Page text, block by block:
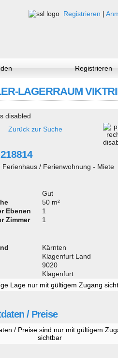
Registrieren |
Registrieren
LAGERRAUM
Zurück zur Suche
Ferienhaus / Ferienwohnung - Miete
Gut
50 m²
Ebenen
1
Zimmer
1
Kärnten
Klagenfurt Land
9020
Klagenfurt
Lage nur mit gültigem Zugang
/ Preise
/ Preise sind nur mit gültigem
sichtbar